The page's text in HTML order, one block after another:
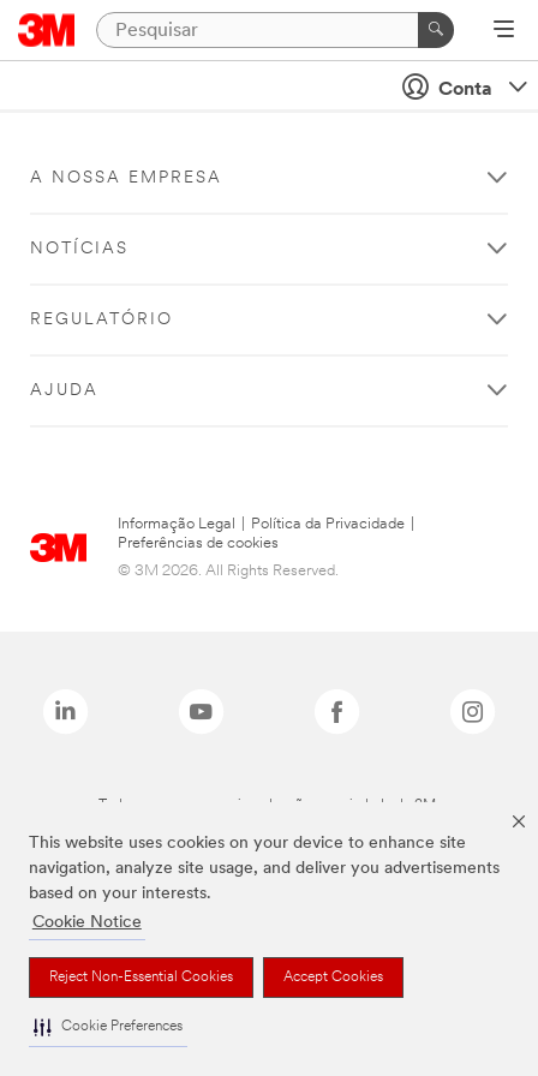
This website uses cookies on your device to enhance site
navigation, analyze site usage, and deliver you advertisements
based on your interests.
Cookie Notice
Reject Non-Essential Cookies Accept Cookies
Cookie Preferences
Conta
A NOSSA EMPRESA
NOTÍCIAS
REGULATÓRIO
AJUDA
Informação Legal Política da Privacidade
Preferências de cookies
© 3M 2026. All Rights Reserved.
Todas as marcas mencionadas são propriedade da 3M.